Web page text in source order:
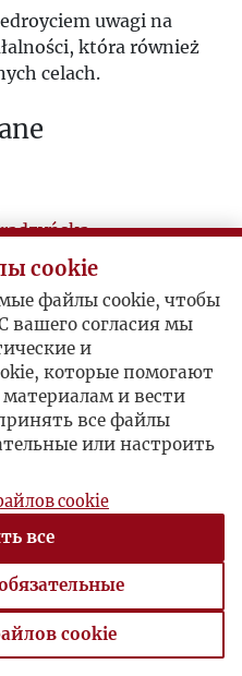
uwagi na
która również
celach.
cookie
файлы cookie, чтобы
вашего согласия мы
и
которые помогают
и вести
все файлы
или настроить
cookie
все
cookie